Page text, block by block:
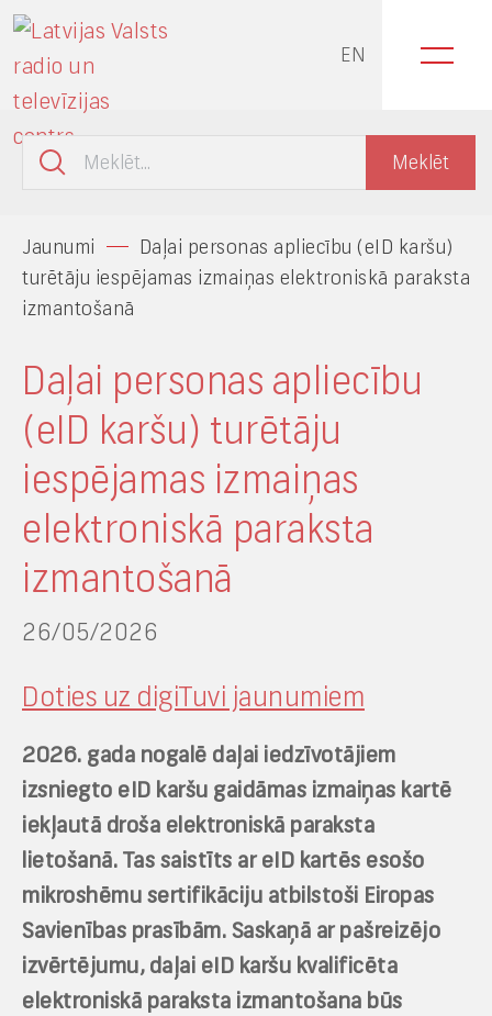
EN
Jaunumi
Daļai personas apliecību (eID karšu)
turētāju iespējamas izmaiņas elektroniskā paraksta
izmantošanā
Daļai personas apliecību
(eID karšu) turētāju
iespējamas izmaiņas
elektroniskā paraksta
izmantošanā
26/05/2026
Doties uz digiTuvi jaunumiem
2026. gada nogalē daļai iedzīvotājiem
izsniegto eID karšu gaidāmas izmaiņas kartē
iekļautā droša elektroniskā paraksta
lietošanā. Tas saistīts ar eID kartēs esošo
mikroshēmu sertifikāciju atbilstoši Eiropas
Savienības prasībām. Saskaņā ar pašreizējo
izvērtējumu, daļai eID karšu kvalificēta
elektroniskā paraksta izmantošana būs